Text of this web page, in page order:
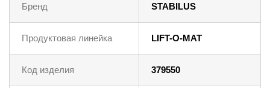
Бренд STABILUS
Продуктовая линейка LIFT-O-MAT
Код изделия 379550